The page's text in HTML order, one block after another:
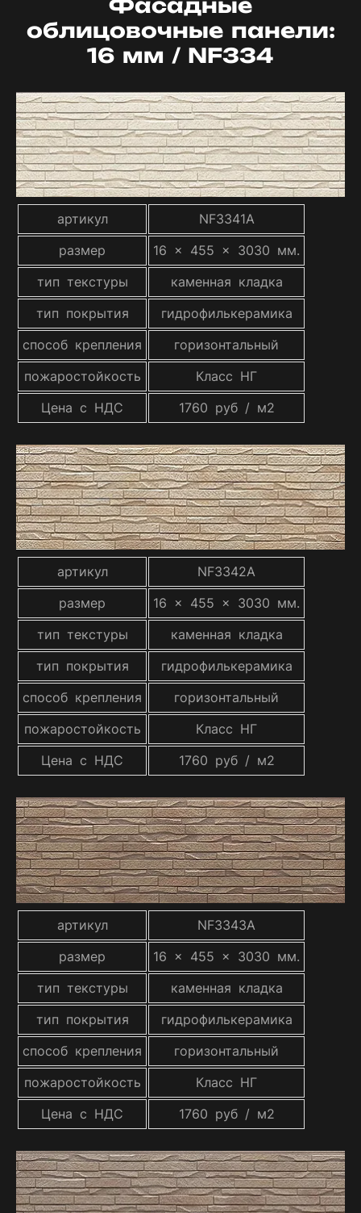
Фасадные
облицовочные панели:
16 мм / NF334
артикул
NF3341A
размер
16 x 455 x 3030 мм.
тип текстуры
каменная кладка
тип покрытия
гидрофилькерамика
способ крепления
горизонтальный
пожаростойкость
Класс НГ
Цена с НДС
1760 руб / м2
артикул
NF3342A
размер
16 x 455 x 3030 мм.
тип текстуры
каменная кладка
тип покрытия
гидрофилькерамика
способ крепления
горизонтальный
пожаростойкость
Класс НГ
Цена с НДС
1760 руб / м2
артикул
NF3343A
размер
16 x 455 x 3030 мм.
тип текстуры
каменная кладка
тип покрытия
гидрофилькерамика
способ крепления
горизонтальный
пожаростойкость
Класс НГ
Цена с НДС
1760 руб / м2